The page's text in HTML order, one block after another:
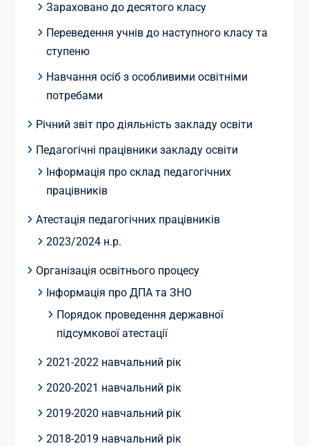
Зараховано до десятого класу
Переведення учнів до наступного класу та
ступеню
Навчання осіб з особливими освітніми
потребами
Річний звіт про діяльність закладу освіти
Педагогічні працівники закладу освіти
Інформація про склад педагогічних
працівників
Атестація педагогічних працівників
2023/2024 н.р.
Організація освітнього процесу
Інформація про ДПА та ЗНО
Порядок проведення державної
підсумкової атестації
2021-2022 навчальний рік
2020-2021 навчальний рік
2019-2020 навчальний рік
2018-2019 навчальний рік